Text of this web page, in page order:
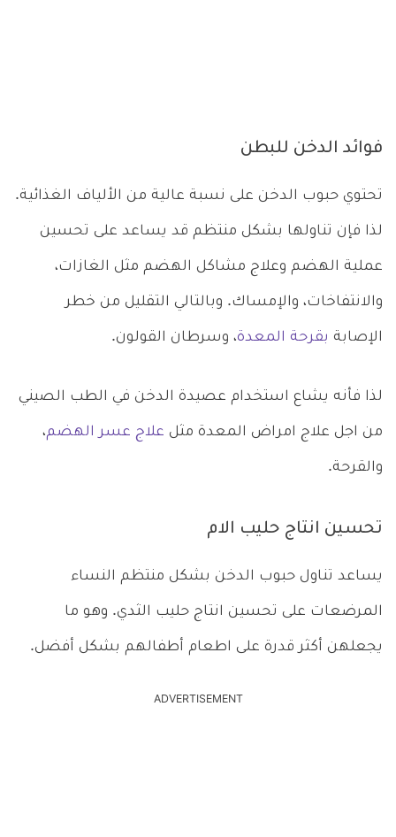
فوائد الدخن للبطن
تحتوي حبوب الدخن على نسبة عالية من الألياف الغذائية.
لذا فإن تناولها بشكل منتظم قد يساعد على تحسين
عملية الهضم وعلاج مشاكل الهضم مثل الغازات،
والانتفاخات، والإمساك. وبالتالي التقليل من خطر
الإصابة بقرحة المعدة، وسرطان القولون.
لذا فأنه يشاع استخدام عصيدة الدخن في الطب الصيني
من اجل علاج امراض المعدة مثل علاج عسر الهضم،
والقرحة.
تحسين انتاج حليب الام
يساعد تناول حبوب الدخن بشكل منتظم النساء
المرضعات على تحسين انتاج حليب الثدي. وهو ما
يجعلهن أكثر قدرة على اطعام أطفالهم بشكل أفضل.
ADVERTISEMENT